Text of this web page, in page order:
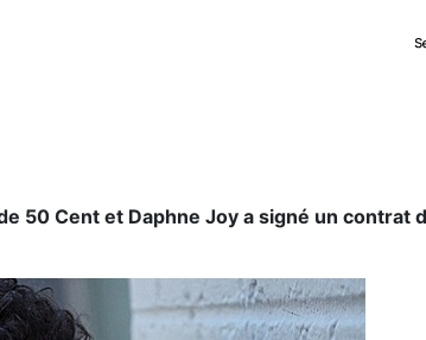
50 Cent et Daphne Joy a signé un contrat